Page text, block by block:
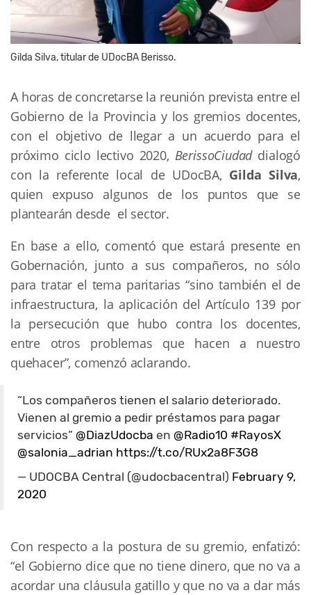
Gilda Silva, titular de UDocBA Berisso.
A horas de concretarse la reunión prevista entre el
Gobierno de la Provincia y los gremios docentes,
con el objetivo de llegar a un acuerdo para el
próximo ciclo lectivo 2020, BerissoCiudaddialogó
con la referente local de UDocBA, Gilda Silva,
quien expuso algunos de los puntos que se
plantearán desde el sector.
En base a ello, comentó que estará presente en
Gobernación, junto a sus compañeros, no sólo
para tratar el tema paritarias “sino también el de
infraestructura, la aplicación del Artículo 139 por
la persecución que hubo contra los docentes,
entre otros problemas que hacen a nuestro
quehacer”, comenzó aclarando.
“Los compañeros tienen el salario deteriorado.
Vienen al gremio a pedir préstamos para pagar
servicios” @DiazUdocba en @Radio10 #RayosX
@salonia_adrian https://t.co/RUx2a8F3G8
— UDOCBA Central (@udocbacentral) February 9,
2020
Con respecto a la postura de su gremio, enfatizó:
“el Gobierno dice que no tiene dinero, que no va a
acordar una cláusula gatillo y que no va a dar más